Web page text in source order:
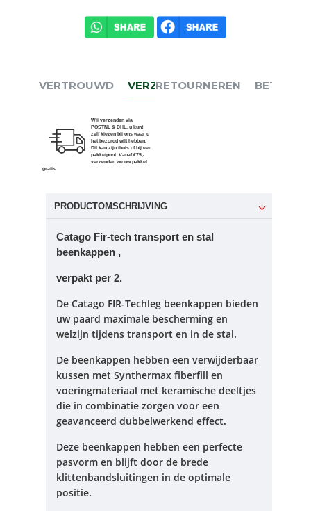
VERTROUWD VERZENDEN
Wij verzenden via
POSTNL & DHL, u kunt
zelf kiezen bij ons waar u
het bezorgd wilt hebben.
Dit kan zijn thuis of bij een
pakketpunt. Vanaf €75,-
verzenden we uw pakket
gratis
RETOURNEREN BETALEN
PRODUCTOMSCHRIJVING
Catago Fir-tech transport en stal
beenkappen ,
verpakt per 2.
De Catago FIR-Techleg beenkappen bieden
uw paard maximale bescherming en
welzijn tijdens transport en in de stal.
De beenkappen hebben een verwijderbaar
kussen met Synthermax fiberfill en
voeringmateriaal met keramische deeltjes
die in combinatie zorgen voor een
geavanceerd dubbelwerkend effect.
Deze beenkappen hebben een perfecte
pasvorm en blijft door de brede
klittenbandsluitingen in de optimale
positie.